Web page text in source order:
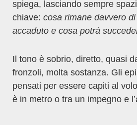
spiega, lasciando sempre
chiave: cosa rimane davvero
accaduto e cosa potrà
Il tono è sobrio, diretto, quasi
fronzoli, molta sostanza. Gli
pensati per essere capiti al
è in metro o tra un impegno e